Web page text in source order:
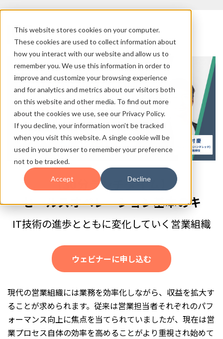
This website stores cookies on your computer.
These cookies are used to collect information about
how you interact with our website and allow us to
remember you. We use this information in order to
improve and customize your browsing experience
and for analytics and metrics about our visitors both
on this website and other media. To find out more
about the cookies we use, see our Privacy Policy.
If you decline, your information won’t be tracked
when you visit this website. A single cookie will be
used in your browser to remember your preference
not to be tracked.
Accept Decline
【30分ランチタイム】
セールスオペレーション基本のキ
IT技術の進歩とともに変化していく営業組織
ウェビナーに申し込む
現代の営業組織には業務を効率化しながら、収益を拡大す
ることが求められます。従来は営業担当者それぞれのパフ
ォーマンス向上に焦点を当てられていましたが、現在は営
業プロセス自体の効率を高めることがより重視され始めて